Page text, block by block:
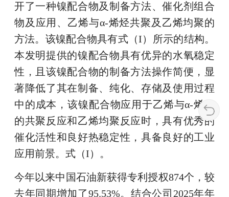
开了一种镍配合物及制备方法、催化剂组合
物及应用、乙烯与α‑烯烃共聚及乙烯均聚的
方法。该镍配合物具有式（I）所示的结构。
本发明提供的镍配合物具有优异的水氧稳定
性，且该镍配合物的制备方法操作简便，显
著降低了其在制备、纯化、存储及使用过程
中的成本，该镍配合物应用于乙烯与α‑烯烃
的共聚反应和乙烯均聚反应时，具有优秀的
催化活性和良好热稳定性，具备良好的工业
应用前景。式（I）。
今年以来中国石油新获得专利授权874个，较
去年同期增加了95.53%。结合公司2025年年